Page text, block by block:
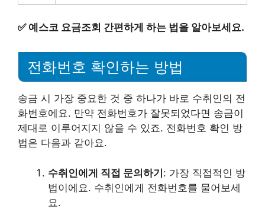
✅ 예스코 요금조회 간편하게 하는 법을 알아보세요.
전화번호 확인하는 방법
송금 시 가장 중요한 것 중 하나가 바로 수취인의 전
화번호에요. 만약 전화번호가 잘못되었다면 송금이
제대로 이루어지지 않을 수 있죠. 전화번호 확인 방
법은 다음과 같아요.
수취인에게 직접 문의하기: 가장 직접적인 방
법이에요. 수취인에게 전화번호를 물어보세
요.